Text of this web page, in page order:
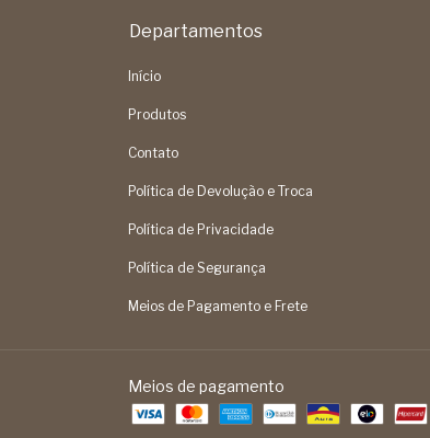
Departamentos
Início
Produtos
Contato
Política de Devolução e Troca
Política de Privacidade
Política de Segurança
Meios de Pagamento e Frete
Meios de pagamento